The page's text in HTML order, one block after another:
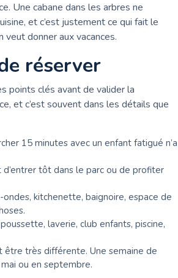
Une cabane dans les arbres ne
et c’est justement ce qui fait le
veut donner aux vacances.
réserver
points clés avant de valider la
et c’est souvent dans les détails que
15 minutes avec un enfant fatigué n’a
tôt dans le parc ou de profiter
kitchenette, baignoire, espace de
laverie, club enfants, piscine,
être très différente. Une semaine de
ou en septembre.